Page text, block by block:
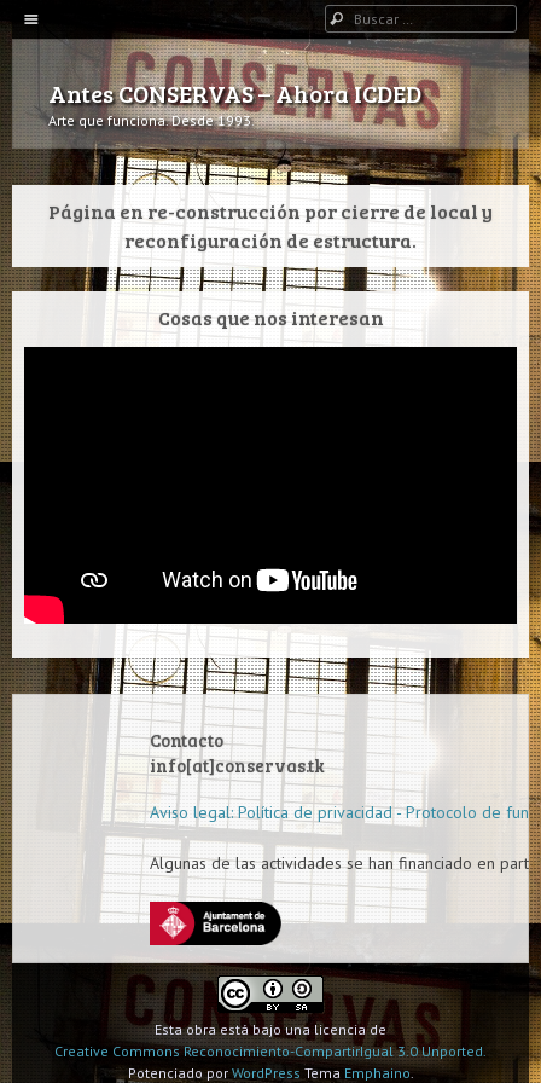
IR AL CONTENIDO
Buscar
Antes CONSERVAS – Ahora ICDED
Arte que funciona. Desde 1993.
Página en re-construcción por cierre de local y
reconfiguración de estructura.
Cosas que nos interesan
Contacto
info[at]conservas.tk
Aviso legal: Política de privacidad - Protocolo de
Algunas de las actividades se han financiado en
Esta obra está bajo una licencia de
Creative Commons Reconocimiento-CompartirIgual 3.0 Unported.
Potenciado por WordPress Tema Emphaino.